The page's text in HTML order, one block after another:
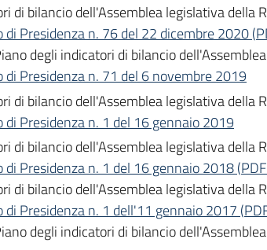
di bilancio dell'Assemblea legislativa
Presidenza n. 76 del 22 dicembre 2020(
degli indicatori di bilancio
Presidenza n. 71 del 6 novembre 2019
di bilancio dell'Assemblea legislativa
Presidenza n. 1 del 16 gennaio 2019
di bilancio dell'Assemblea legislativa
Presidenza n. 1 del 16 gennaio 2018(PDF
di bilancio dell'Assemblea legislativa
Presidenza n. 1 dell'11 gennaio 2017 (
degli indicatori di bilancio